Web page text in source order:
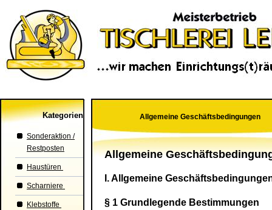
Kategorien
Sonderaktion /
Restposten
Haustüren
Scharniere
Klebstoffe
Allgemeine Geschäftsbedingungen
Allgemeine
I. Allgemeine
§ 1 Grundlegende Bestimmungen